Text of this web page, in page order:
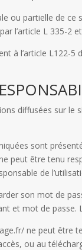
ou partielle de ce
l’article L 335-2
à l’article L122-5
diffusées sur le
sont
peut être tenu
de
son mot de
et mot de
ne peut être
ou au